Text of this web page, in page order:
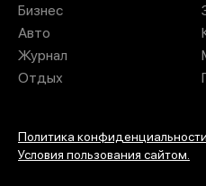
Бизнес
Авто
Журнал
Отдых
Политика конфиденциальности
Условия пользования сайтом.